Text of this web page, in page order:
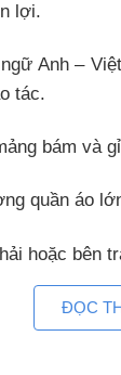
lợi.
Anh –
tác.
bám và
quần áo
hoặc bên
không
ĐỌC